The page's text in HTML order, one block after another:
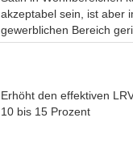
akzeptabel sein, ist aber
gewerblichen Bereich
Erhöht den effektiven
10 bis 15 Prozent